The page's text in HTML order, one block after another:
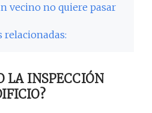
vecino no quiere pasar
relacionadas:
LA INSPECCIÓN